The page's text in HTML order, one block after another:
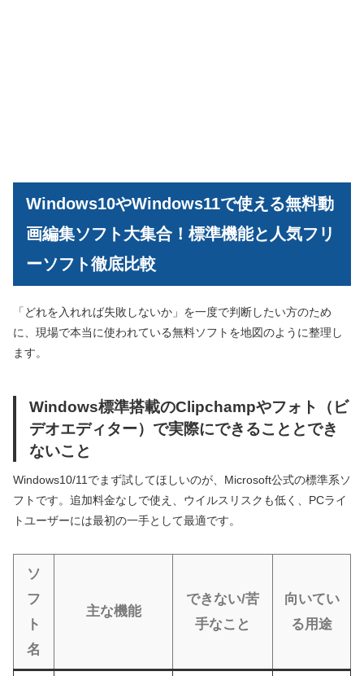
Windows10やWindows11で使える無料動
画編集ソフト大集合！標準機能と人気フリ
ーソフト徹底比較
「どれを入れれば失敗しないか」を一度で判断したい方のため
に、現場で本当に使われている無料ソフトを地図のように整理し
ます。
Windows標準搭載のClipchampやフォト（ビ
デオエディター）で実際にできることとでき
ないこと
Windows10/11でまず試してほしいのが、Microsoft公式の標準系ソ
フトです。追加料金なしで使え、ウイルスリスクも低く、PCライ
トユーザーには最初の一手として最適です。
ソ
フ
ト
名
主な機能
できない/苦
手なこと
向いてい
る用途